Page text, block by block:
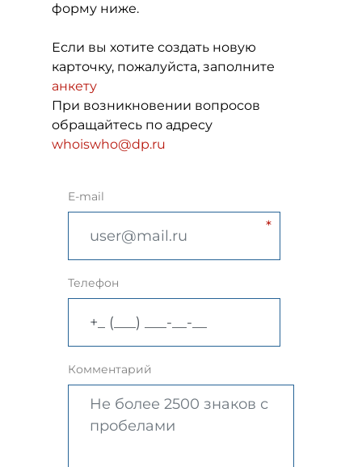
форму ниже.
Если вы хотите создать новую
карточку, пожалуйста, заполните
анкету
При возникновении вопросов
обращайтесь по адресу
whoiswho@dp.ru
E-mail
Телефон
Комментарий